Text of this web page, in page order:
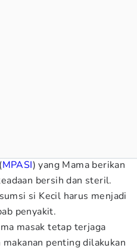
MPASI) yang Mama berikan
bersih dan steril.
si Kecil harus menjadi
penyakit.
masak tetap terjaga
penting dilakukan